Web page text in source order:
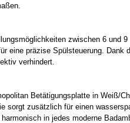
zwischen 6
eine präzise Spülsteuerung.
verhindert.
Betätigungsplatte in Weiß/
sorgt zusätzlich für einen
in jedes moderne